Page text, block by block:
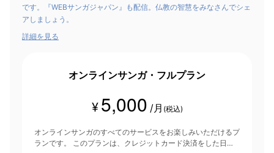
です。『WEBサンガジャパン』も配信。仏教の智慧をみなさんでシェ
アしましょう。
詳細を見る
オンラインサンガ・フルプラン
¥ 5,000 /月 (税込)
オンラインサンガのすべてのサービスをお楽しみいただけるプ
ランです。 このプランは、クレジットカード決済をした日を